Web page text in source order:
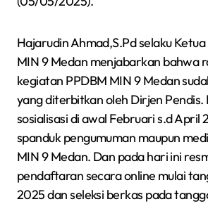
Hajarudin Ahmad,S.Pd selaku
MIN 9 Medan menjabarkan bahwa
kegiatan PPDBM MIN 9 Medan
yang diterbitkan oleh Dirjen Pendis.
sosialisasi di awal Februari s.d April
spanduk pengumuman maupun
MIN 9 Medan. Dan pada hari ini
pendaftaran secara online mulai
2025 dan seleksi berkas pada